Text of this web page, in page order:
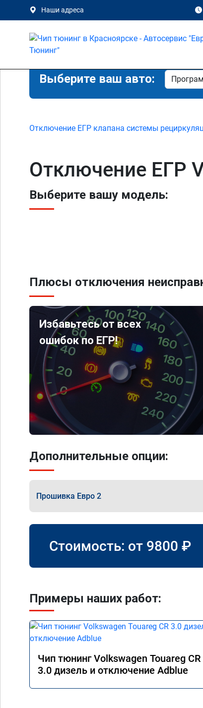
Наши адреса
Выберите ваш авто:
Отключение ЕГР клапана системы
Отключение ЕГР
Выберите вашу модель:
Плюсы отключения
Избавьтесь от всех
ошибок по ЕГР!
Дополнительные опции:
Прошивка Евро 2
Стоимость: от 9800 ₽
Примеры наших работ:
Чип тюнинг Volkswagen Touareg CR
3.0 дизель и отключение Adblue